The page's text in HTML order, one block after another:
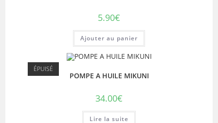
5.90€
Ajouter au panier
ÉPUISÉ
POMPE A HUILE MIKUNI
34.00€
Lire la suite